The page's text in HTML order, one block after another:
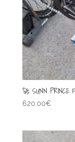
🚀 SUNN PRINCE
620.00€